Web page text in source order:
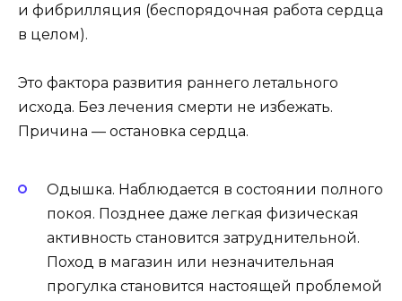
и фибрилляция (беспорядочная работа сердца
в целом).
Это фактора развития раннего летального
исхода. Без лечения смерти не избежать.
Причина — остановка сердца.
Одышка. Наблюдается в состоянии полного
покоя. Позднее даже легкая физическая
активность становится затруднительной.
Поход в магазин или незначительная
прогулка становится настоящей проблемой